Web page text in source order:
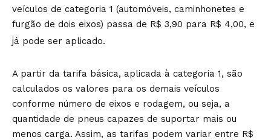
veículos de categoria 1 (automóveis, caminhonetes e
furgão de dois eixos) passa de R$ 3,90 para R$ 4,00, e
já pode ser aplicado.
A partir da tarifa básica, aplicada à categoria 1, são
calculados os valores para os demais veículos
conforme número de eixos e rodagem, ou seja, a
quantidade de pneus capazes de suportar mais ou
menos carga. Assim, as tarifas podem variar entre R$